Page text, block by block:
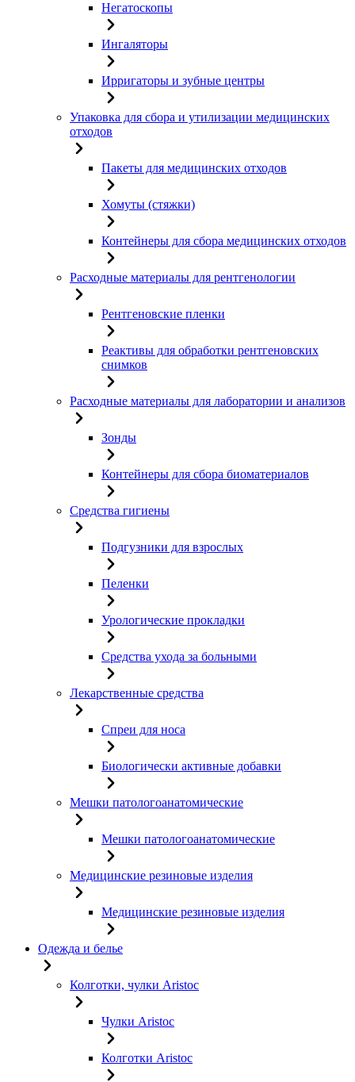
Негатоскопы
Ингаляторы
Ирригаторы и зубные центры
Упаковка для сбора и утилизации медицинских
отходов
Пакеты для медицинских отходов
Хомуты (стяжки)
Контейнеры для сбора медицинских отходов
Расходные материалы для рентгенологии
Рентгеновские пленки
Реактивы для обработки рентгеновских
снимков
Расходные материалы для лаборатории и анализов
Зонды
Контейнеры для сбора биоматериалов
Средства гигиены
Подгузники для взрослых
Пеленки
Урологические прокладки
Средства ухода за больными
Лекарственные средства
Спреи для носа
Биологически активные добавки
Мешки патологоанатомические
Мешки патологоанатомические
Медицинские резиновые изделия
Медицинские резиновые изделия
Одежда и белье
Колготки, чулки Aristoc
Чулки Aristoc
Колготки Aristoc